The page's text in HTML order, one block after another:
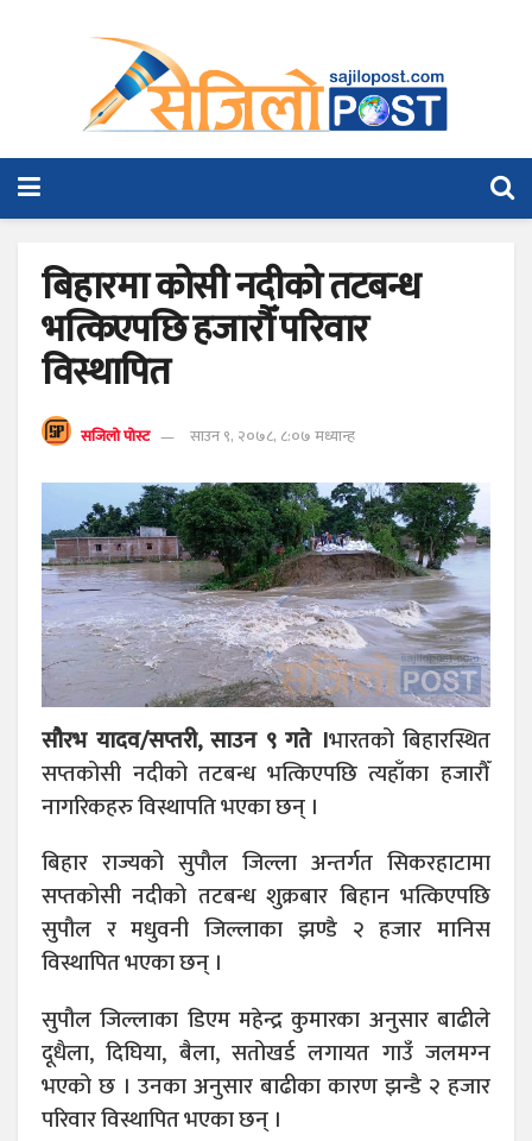
बिहारमा कोसी नदीको तटबन्ध
भत्किएपछि हजारौँ परिवार
विस्थापित
सजिलो पोस्ट साउन ९, २०७८, ८:०७ मध्यान्ह
सौरभ यादव/सप्तरी, साउन ९ गते ।भारतको बिहारस्थित
सप्तकोसी नदीको तटबन्ध भत्किएपछि त्यहाँका हजारौँ
नागरिकहरु विस्थापति भएका छन् ।
बिहार राज्यको सुपौल जिल्ला अन्तर्गत सिकरहाटामा
सप्तकोसी नदीको तटबन्ध शुक्रबार बिहान भत्किएपछि
सुपौल र मधुवनी जिल्लाका झण्डै २ हजार मानिस
विस्थापित भएका छन् ।
सुपौल जिल्लाका डिएम महेन्द्र कुमारका अनुसार बाढीले
दूधैला, दिघिया, बैला, सतोखर्ड लगायत गाउँ जलमग्‍न
भएको छ । उनका अनुसार बाढीका कारण झन्डै २ हजार
परिवार विस्थापित भएका छन् ।